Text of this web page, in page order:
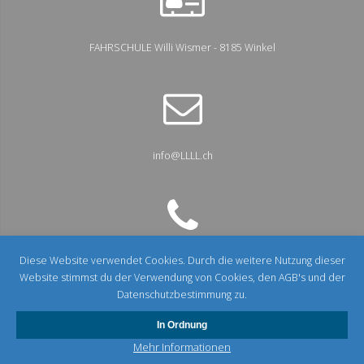
FAHRSCHULE Willi Wismer - 8185 Winkel
info@LLLL.ch
+41 44 860 44 66
© 2026 FAHRSCHULE Willi Wismer. Mitglied im ZFV und SFV
Diese Website verwendet Cookies. Durch die weitere Nutzung dieser
Website stimmst du der Verwendung von Cookies, den AGB's und der
Datenschutzbestimmung zu.
In Ordnung
Mehr Informationen